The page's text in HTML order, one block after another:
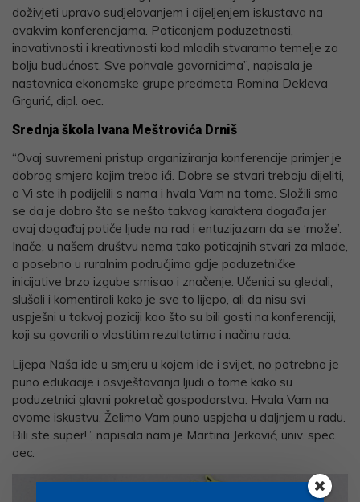
doživjeti upravo sudjelovanjem i dijeljenjem iskustava na
ovakvim konferencijama. Poticanjem poduzetnosti,
inovativnosti i kreativnosti kod mladih stvaramo temelje za
bolju budućnost. Sve pohvale govornicima”, napisala je
nastavnica ekonomske grupe predmeta Romina Dekleva
Grgurić, dipl. oec.
Srednja škola Ivana Meštrovića Drniš
“Ovaj suvremeni pristup organiziranja konferencije primjer je
dobrog smjera kojim treba ići. Dobre se stvari trebaju dijeliti,
a Vi ste ih podijelili s nama i hvala Vam na tome. Složili smo
se da je dobro što se nešto takvog karaktera događa jer
ovaj događaj potiče ljude na rad i entuzijazam da se ‘može’.
Inače, u našem društvu nema tako poticajnih stvari za mlade,
a posebno u ruralnim područjima gdje poduzetničke
inicijative brzo izgube smisao i značenje. Učenici su gledali,
slušali i komentirali kako je sve to lijepo, ali da nisu svi
uspješni u takvoj poziciji kao što su bili gosti na konferenciji,
koji su govorili o vlastitim rezultatima i načinu rada.
Lijepa Naša ide u smjeru u kojem ide i svijet, no potrebno je
puno edukacije i osvještavanja ljudi o tome kako su
poduzetnici glavni pokretač gospodarstva. Hvala Vam na
ovome iskustvu. Želimo Vam puno uspjeha u daljnjem u radu.
Bili ste super!”, napisala nam je Martina Jerković, univ. spec.
oec.